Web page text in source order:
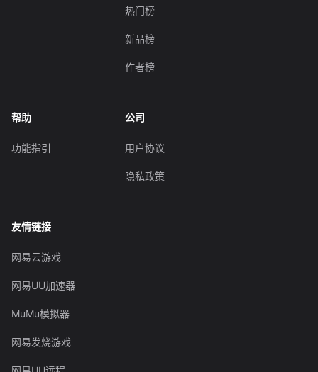
热门榜
新品榜
作者榜
帮助
功能指引
公司
用户协议
隐私政策
友情链接
网易云游戏
网易UU加速器
MuMu模拟器
网易发烧游戏